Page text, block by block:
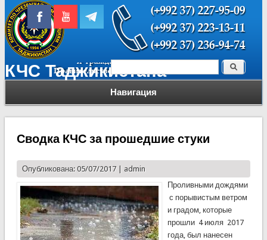
КЧС Таджикистана
Навигация
Форма поиска Поиск
Сводка КЧС за прошедшие стуки
Опубликована: 05/07/2017 | admin
Проливными дождями
с порывистым ветром
и градом, которые
прошли 4 июля 2017
года, был нанесен